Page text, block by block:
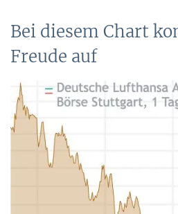
Bei diesem Chart
Freude auf